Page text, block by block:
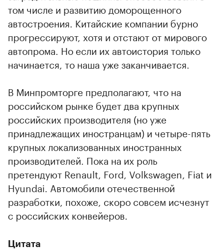
том числе и развитию доморощенного
автостроения. Китайские компании бурно
прогрессируют, хотя и отстают от мирового
автопрома. Но если их автоистория только
начинается, то наша уже заканчивается.
В Минпромторге предполагают, что на
российском рынке будет два крупных
российских производителя (но уже
принадлежащих иностранцам) и четыре-пять
крупных локализованных иностранных
производителей. Пока на их роль
претендуют Renault, Ford, Volkswagen, Fiat и
Hyundai. Автомобили отечественной
разработки, похоже, скоро совсем исчезнут
с российских конвейеров.
Цитата